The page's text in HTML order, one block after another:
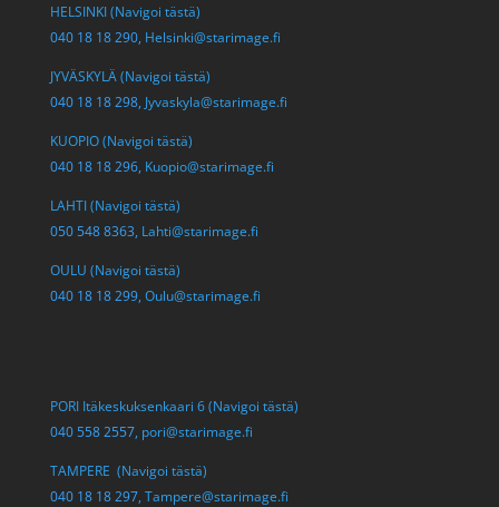
HELSINKI (Navigoi tästä)
040 18 18 290, Helsinki@starimage.fi
JYVÄSKYLÄ (Navigoi tästä)
040 18 18 298, Jyvaskyla@starimage.fi
KUOPIO (Navigoi tästä)
040 18 18 296, Kuopio@starimage.fi
LAHTI (Navigoi tästä)
050 548 8363, Lahti@starimage.fi
OULU (Navigoi tästä)
040 18 18 299, Oulu@starimage.fi
PORI Itäkeskuksenkaari 6 (Navigoi tästä)
040 558 2557, pori@starimage.fi
TAMPERE (Navigoi tästä)
040 18 18 297, Tampere@starimage.fi